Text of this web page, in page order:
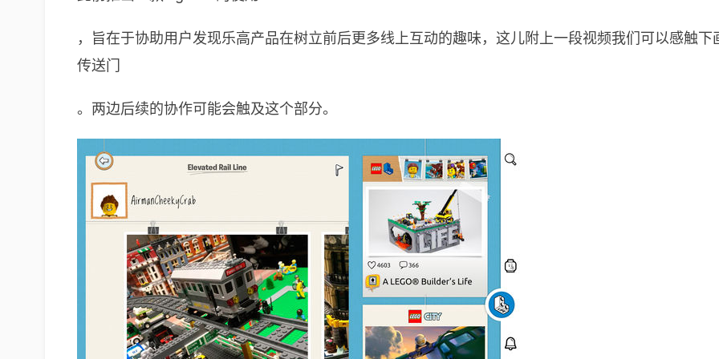
，旨在于协助用户发现乐高产品在树立前后更多线上互动的趣味，这儿附上一段视频我们可以感触下
传送门
。两边后续的协作可能会触及这个部分。